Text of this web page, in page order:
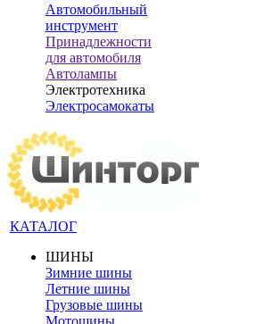
Автомобильный
инструмент
Принадлежности
для автомобиля
Автолампы
Электротехника
Электросамокаты
КАТАЛОГ
ШИНЫ
Зимние шины
Летние шины
Грузовые шины
Мотошины